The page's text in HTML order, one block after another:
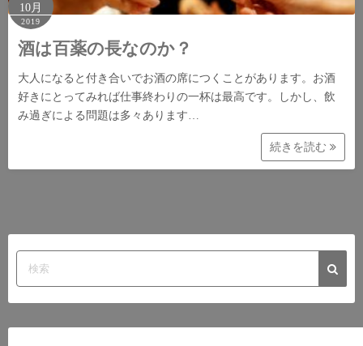
10月
2019
酒は百薬の長なのか？
大人になると付き合いでお酒の席につくことがあります。お酒
好きにとってみれば仕事終わりの一杯は最高です。しかし、飲
み過ぎによる問題は多々あります…
続きを読む